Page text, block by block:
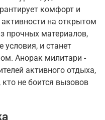
комфорт и
на открытом
прочных материалов,
и станет
Анорак милитари -
активного отдыха,
кто не боится вызовов